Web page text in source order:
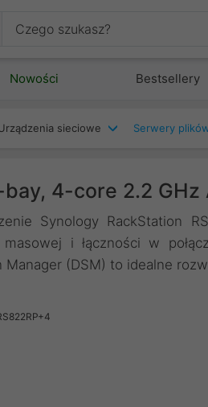
Nowości Bestsellery
sieciowe Serwery
4-core 2.2 GHz
Synology RackStation
i łączności w
(DSM) to idealne